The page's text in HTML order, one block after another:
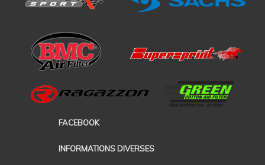
FACEBOOK
INFORMATIONS DIVERSES